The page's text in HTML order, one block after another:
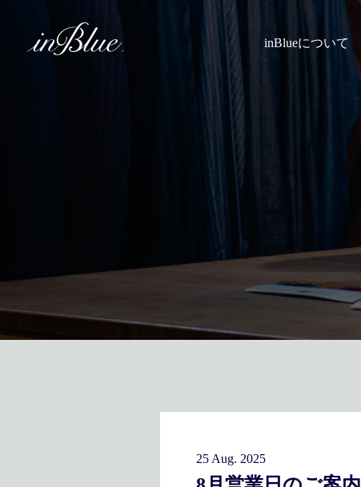
inBlueについて
こだわり
縫製
Q&A
25 Aug. 2025